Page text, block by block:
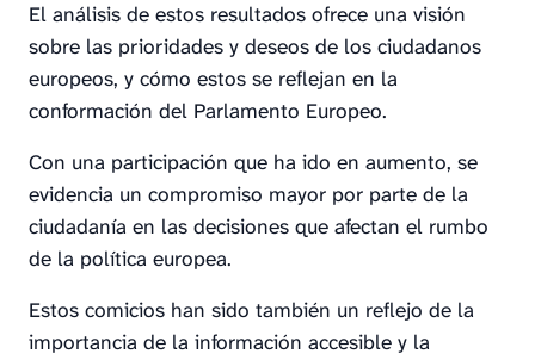
El análisis de estos resultados ofrece una visión
sobre las prioridades y deseos de los ciudadanos
europeos, y cómo estos se reflejan en la
conformación del Parlamento Europeo.
Con una participación que ha ido en aumento, se
evidencia un compromiso mayor por parte de la
ciudadanía en las decisiones que afectan el rumbo
de la política europea.
Estos comicios han sido también un reflejo de la
importancia de la información accesible y la